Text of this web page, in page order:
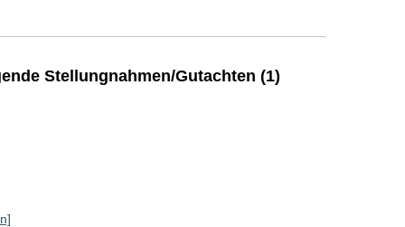
Stellungnahmen/Gutachten (1)